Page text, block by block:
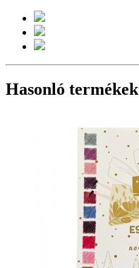
Hasonló termékek